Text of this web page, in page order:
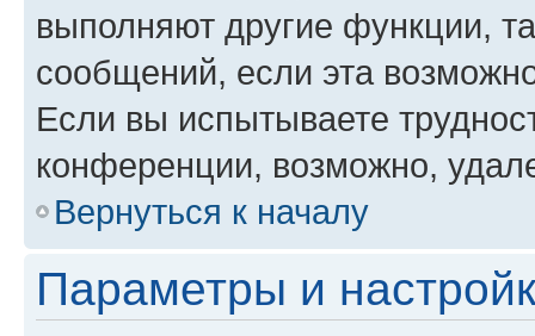
выполняют другие функции,
сообщений, если эта
Если вы испытываете
конференции, возможно,
Вернуться к началу
Параметры и